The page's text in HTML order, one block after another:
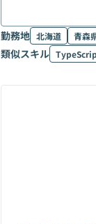
勤務地 北海道 青森
類似スキル